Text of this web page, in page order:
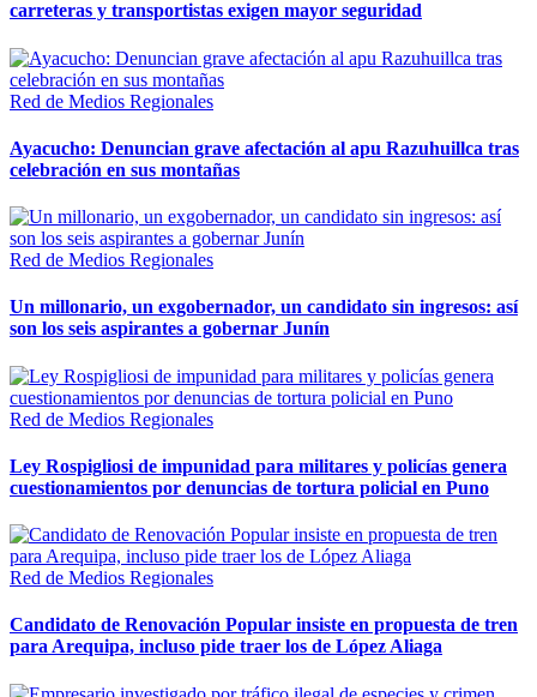
carreteras y transportistas exigen mayor seguridad
Red de Medios Regionales
Ayacucho: Denuncian grave afectación al apu Razuhuillca tras
celebración en sus montañas
Red de Medios Regionales
Un millonario, un exgobernador, un candidato sin ingresos: así
son los seis aspirantes a gobernar Junín
Red de Medios Regionales
Ley Rospigliosi de impunidad para militares y policías genera
cuestionamientos por denuncias de tortura policial en Puno
Red de Medios Regionales
Candidato de Renovación Popular insiste en propuesta de tren
para Arequipa, incluso pide traer los de López Aliaga